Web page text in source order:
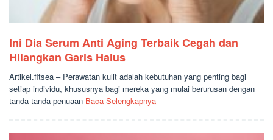
Ini Dia Serum Anti Aging Terbaik Cegah dan
Hilangkan Garis Halus
Artikel.fitsea – Perawatan kulit adalah kebutuhan yang penting bagi
setiap individu, khususnya bagi mereka yang mulai berurusan dengan
tanda-tanda penuaan Baca Selengkapnya